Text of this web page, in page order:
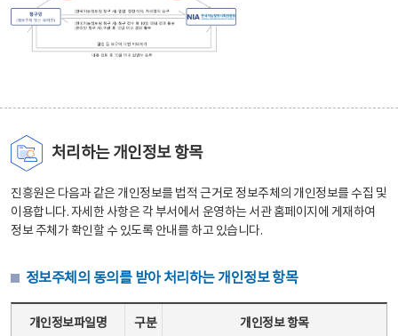
처리하는 개인정보 항목
진흥원은 다음과 같은 개인정보를 법적 근거로 정보주체의 개인정보를 수집 및
이용합니다. 자세한 사항은 각 부서에서 운영하는 서관 홈페이지에 게재하여
정보 주체가 확인할 수 있도록 안내를 하고 있습니다.
정보주체의 동의를 받아 처리하는 개인정보 항목
개인정보파일명 구분 개인정보 항목